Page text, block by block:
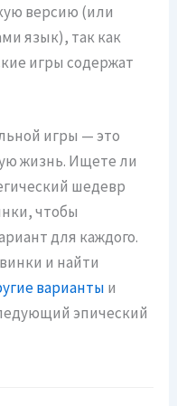
версию (или
язык), так как
игры содержат
игры — это
жизнь. Ищете ли
шедевр
чтобы
для каждого.
и найти
варианты и
эпический